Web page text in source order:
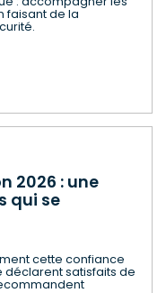
faisant de la
2026 : une
qui se
cette confiance
déclarent satisfaits de